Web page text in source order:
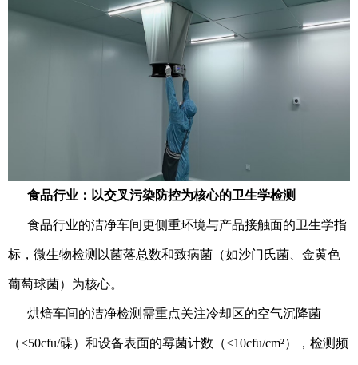
食品行业：以交叉污染防控为核心的卫生学检测
食品行业的洁净车间更侧重环境与产品接触面的卫生学指
标，微生物检测以菌落总数和致病菌（如沙门氏菌、金黄色
葡萄球菌）为核心。
烘焙车间的洁净检测需重点关注冷却区的空气沉降菌
（≤50cfu/碟）和设备表面的霉菌计数（≤10cfu/cm²），检测频